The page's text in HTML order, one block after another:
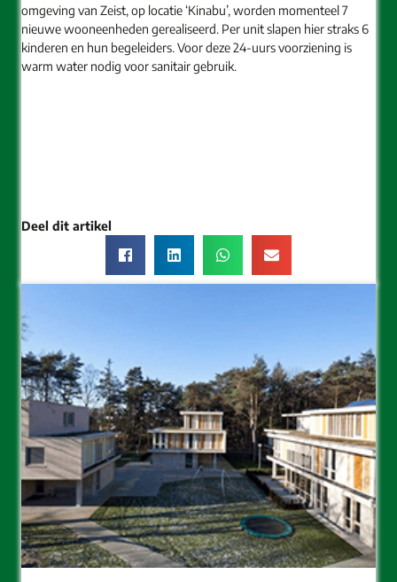
omgeving van Zeist, op locatie ‘Kinabu’, worden momenteel 7
nieuwe wooneenheden gerealiseerd. Per unit slapen hier straks 6
kinderen en hun begeleiders. Voor deze 24-uurs voorziening is
warm water nodig voor sanitair gebruik.
Deel dit artikel